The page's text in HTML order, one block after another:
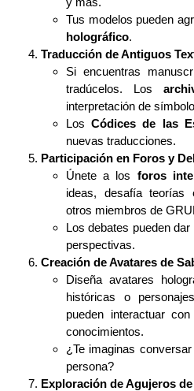
Tus modelos pueden
holográfico.
Traducción de Antiguos
Si encuentras
tradúcelos. Los
interpretación de
LosCódices de las
nuevas traducciones.
Participación en Foros y
Únete a los foros
ideas, desafía teorías
otros miembros de
Los debates pueden
perspectivas.
Creación de Avatares de
Diseña avatares
históricas o
pueden interactuar
conocimientos.
¿Te imaginas
persona?
Exploración de Agujeros